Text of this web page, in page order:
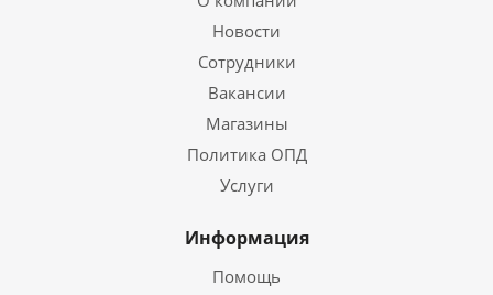
Новости
Сотрудники
Вакансии
Магазины
Политика ОПД
Услуги
Информация
Помощь